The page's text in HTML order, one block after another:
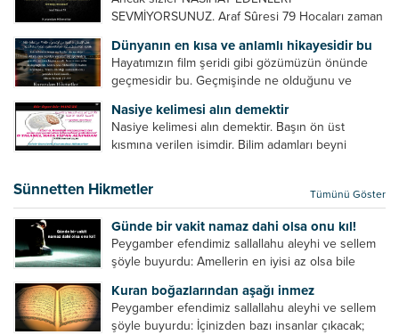
SEVMİYORSUNUZ. Araf Sûresi 79 Hocaları zaman
geliştirmeleri hususunda bazen açık bazen gizli
tenkitlerde bulunmuşuzdur. Örneğin hocalarda
olması gereken hususları sıralar ve...
Dünyanın en kısa ve anlamlı hikayesidir bu
Hayatımızın film şeridi gibi gözümüzün önünde
geçmesidir bu. Geçmişinde ne olduğunu ve
âyetlere baksın. Hayatı özetler misin sorusuna
verilebilecek en kısa ve bir o...
Nasiye kelimesi alın demektir
Nasiye kelimesi alın demektir. Başın ön üst
kısmına verilen isimdir. Bilim adamları beyni
Beynin ön kısmında bulunan bölüme ön bellek
denir. Bu kısım insan vücudunda...
Sünnetten Hikmetler Tümünü Göster
Günde bir vakit namaz dahi olsa onu kıl!
Peygamber efendimiz sallallahu aleyhi ve sellem
şöyle buyurdu: Amellerin en iyisi az olsa bile
bir yere sahiptir. Namaz kul ile Allah arasındaki bir
toplantıdır....
Kuran boğazlarından aşağı inmez
Peygamber efendimiz sallallahu aleyhi ve sellem
şöyle buyurdu: İçinizden bazı insanlar çıkacak;